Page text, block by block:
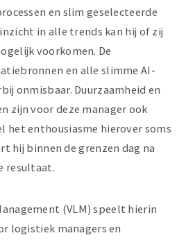
en slim geselecteerde
in alle trends kan hij of zij
voorkomen. De
en alle slimme AI-
onmisbaar. Duurzaamheid en
zijn voor deze manager ook
het enthousiasme hierover soms
hij binnen de grenzen dag na
resultaat.
(VLM) speelt hierin
logistiek managers en